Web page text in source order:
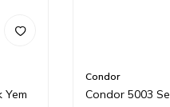
Yem
Condor
Condor 5003